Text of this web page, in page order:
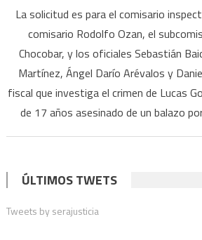
la
La solicitud es para el comisario
comisario Rodolfo Ozan, el
Chocobar, y los oficiales Sebastián
Martínez, Ángel Darío Arévalos y
fiscal que investiga el crimen de Lucas
de 17 años asesinado de un balazo
ÚLTIMOS TWETS
Tweets by serajusticia